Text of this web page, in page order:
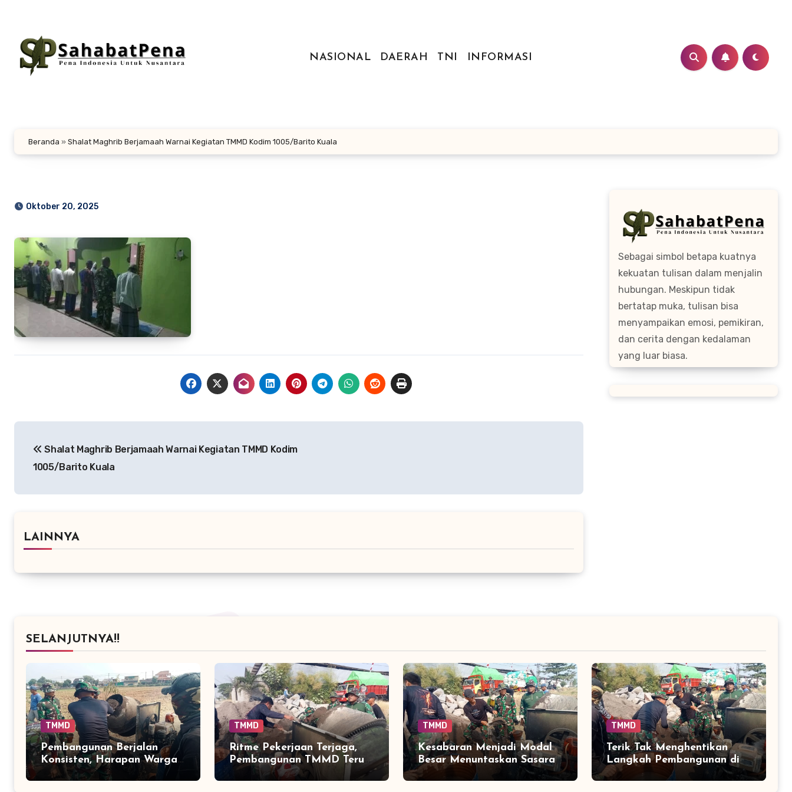
konten
NASIONAL
DAERAH TNI INFORMASI
Beranda » Shalat Maghrib Berjamaah Warnai Kegiatan TMMD Kodim 1005/Barito Kuala
Oktober 20, 2025
pos Shalat Maghrib Berjamaah Warnai Kegiatan TMMD Kodim
1005/Barito Kuala
LAINNYA
Sebagai simbol betapa kuatnya
kekuatan tulisan dalam menjalin
hubungan. Meskipun tidak
bertatap muka, tulisan bisa
menyampaikan emosi, pemikiran,
dan cerita dengan kedalaman
yang luar biasa.
SELANJUTNYA!!
TMMD
Pembangunan Berjalan
Konsisten, Harapan Warga
Kian Mendekati Kenyataan
TMMD
Ritme Pekerjaan Terjaga,
Pembangunan TMMD Terus
Bergerak di Desa
Parangjoro
TMMD
Kesabaran Menjadi Modal
Besar Menuntaskan Sasaran
TMMD di Sukoharjo
TMMD
Terik Tak Menghentikan
Langkah Pembangunan di
Parangjoro